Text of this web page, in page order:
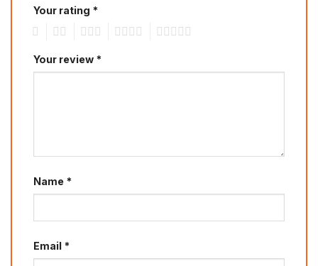
Your rating *
Your review *
Name *
Email *